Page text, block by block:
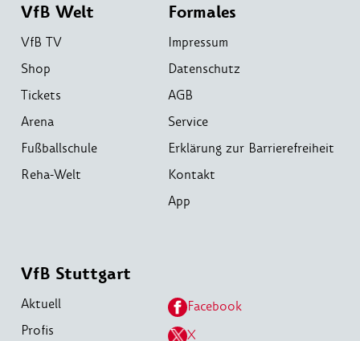
VfB Welt
VfB TV
Shop
Tickets
Arena
Fußballschule
Reha-Welt
Formales
Impressum
Datenschutz
AGB
Service
Erklärung zur Barrierefreiheit
Kontakt
App
VfB Stuttgart
Aktuell
Profis
Facebook
X